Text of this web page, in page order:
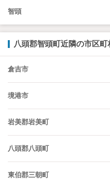
智頭
八頭郡智頭町近隣の市区
倉吉市
境港市
岩美郡岩美町
八頭郡八頭町
東伯郡三朝町